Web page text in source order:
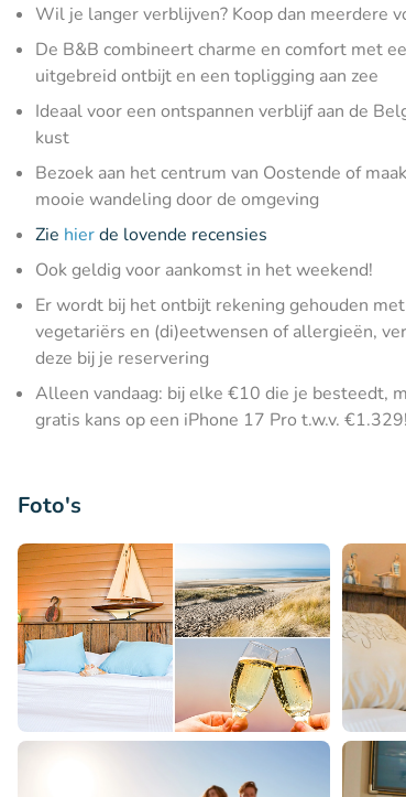
Wil je langer verblijven? Koop dan meerdere
De B&B combineert charme en comfort met
uitgebreid ontbijt en een topligging aan zee
Ideaal voor een ontspannen verblijf aan de
kust
Bezoek aan het centrum van Oostende of
mooie wandeling door de omgeving
Zie hierde lovende recensies
Ook geldig voor aankomst in het weekend!
Er wordt bij het ontbijt rekening gehouden met
vegetariërs en (di)eetwensen of allergieën,
deze bij je reservering
Alleen vandaag: bij elke €10 die je besteedt,
gratis kans op een iPhone 17 Pro t.w.v. €1.329!
Foto's